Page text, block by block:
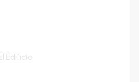
Edificio